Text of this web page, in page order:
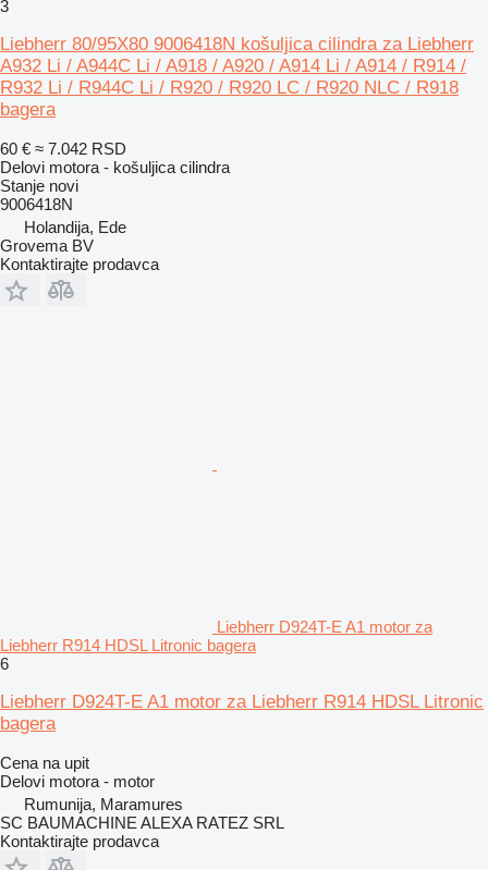
3
Liebherr 80/95X80 9006418N košuljica cilindra za Liebherr
A932 Li / A944C Li / A918 / A920 / A914 Li / A914 / R914 /
R932 Li / R944C Li / R920 / R920 LC / R920 NLC / R918
bagera
60 € ≈ 7.042 RSD
Delovi motora - košuljica cilindra
Stanje novi
9006418N
Holandija, Ede
Grovema BV
Kontaktirajte prodavca
Liebherr D924T-E A1 motor za
Liebherr R914 HDSL Litronic bagera
6
Liebherr D924T-E A1 motor za Liebherr R914 HDSL Litronic
bagera
Cena na upit
Delovi motora - motor
Rumunija, Maramures
SC BAUMACHINE ALEXA RATEZ SRL
Kontaktirajte prodavca